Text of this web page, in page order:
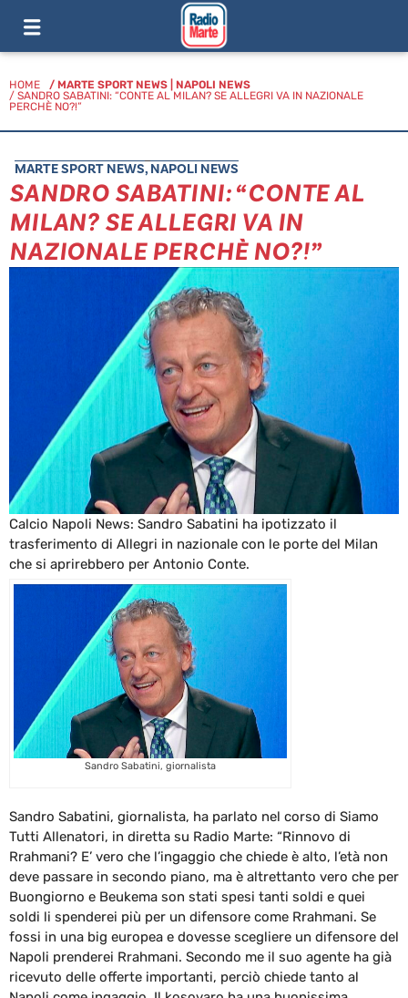
HOME / MARTE SPORT NEWS
NAPOLI NEWS
/ SANDRO SABATINI: “CONTE AL MILAN? SE ALLEGRI VA IN NAZIONALE
PERCHÈ NO?!”
MARTE SPORT NEWS, NAPOLI NEWS
SANDRO SABATINI: “CONTE AL
MILAN? SE ALLEGRI VA IN
NAZIONALE PERCHÈ NO?!”
Calcio Napoli News: Sandro Sabatini ha ipotizzato il
trasferimento di Allegri in nazionale con le porte del Milan
che si aprirebbero per Antonio Conte.
Sandro Sabatini, giornalista
Sandro Sabatini, giornalista, ha parlato nel corso di Siamo
Tutti Allenatori, in diretta su Radio Marte: “Rinnovo di
Rrahmani? E’ vero che l’ingaggio che chiede è alto, l’età non
deve passare in secondo piano, ma è altrettanto vero che per
Buongiorno e Beukema son stati spesi tanti soldi e quei
soldi li spenderei più per un difensore come Rrahmani. Se
fossi in una big europea e dovesse scegliere un difensore del
Napoli prenderei Rrahmani. Secondo me il suo agente ha già
ricevuto delle offerte importanti, perciò chiede tanto al